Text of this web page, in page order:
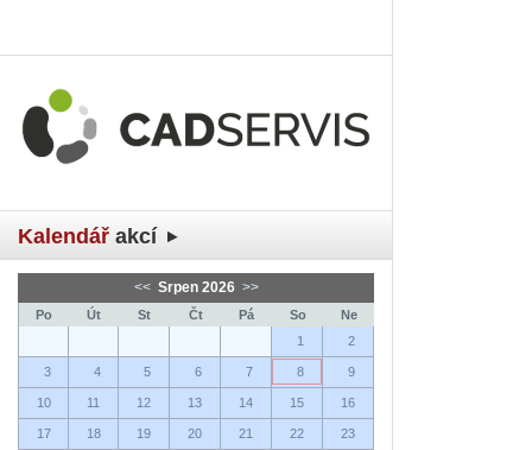
Kalendář akcí
<< Srpen 2026 >>
Po Út St Čt Pá So
Ne
1
2
3 4 5 6 7 8 9
10 11 12 13 14 15 16
17 18 19 20 21 22 23